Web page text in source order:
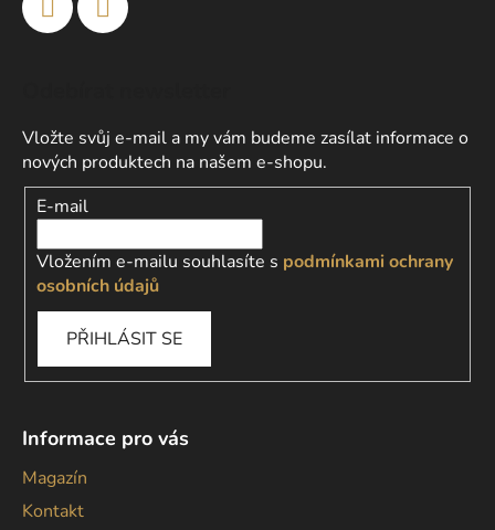
Vložte svůj e-mail a my vám budeme zasílat informace o
nových produktech na našem e-shopu.
E-mail
Vložením e-mailu souhlasíte s podmínkami ochrany
osobních údajů
PŘIHLÁSIT SE
Informace pro vás
Magazín
Kontakt